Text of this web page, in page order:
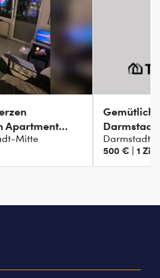
Apartment
Mitte Darmstadt,
500 € | 1 Zi. |